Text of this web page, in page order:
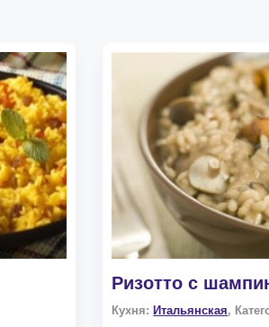
Ризотто с
Кухня: Итальянская,